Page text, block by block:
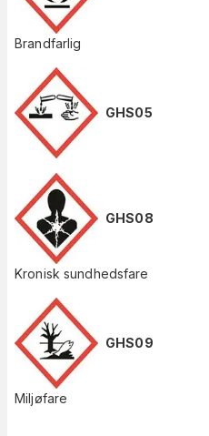
Brandfarlig
GHS05
GHS08
Kronisk sundhedsfare
GHS09
Miljøfare